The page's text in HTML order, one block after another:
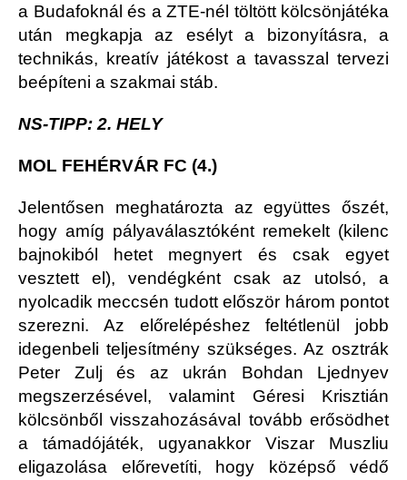
a Budafoknál és a ZTE-nél töltött kölcsönjátéka
után megkapja az esélyt a bizonyításra, a
technikás, kreatív játékost a tavasszal tervezi
beépíteni a szakmai stáb.
NS-TIPP: 2. HELY
MOL FEHÉRVÁR FC (4.)
Jelentősen meghatározta az együttes őszét,
hogy amíg pályaválasztóként remekelt (kilenc
bajnokiból hetet megnyert és csak egyet
vesztett el), vendégként csak az utolsó, a
nyolcadik meccsén tudott először három pontot
szerezni. Az előrelépéshez feltétlenül jobb
idegenbeli teljesítmény szükséges. Az osztrák
Peter Zulj és az ukrán Bohdan Ljednyev
megszerzésével, valamint Géresi Krisztián
kölcsönből visszahozásával tovább erősödhet
a támadójáték, ugyanakkor Viszar Muszliu
eligazolása előrevetíti, hogy középső védő